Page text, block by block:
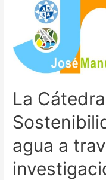
La
agua a